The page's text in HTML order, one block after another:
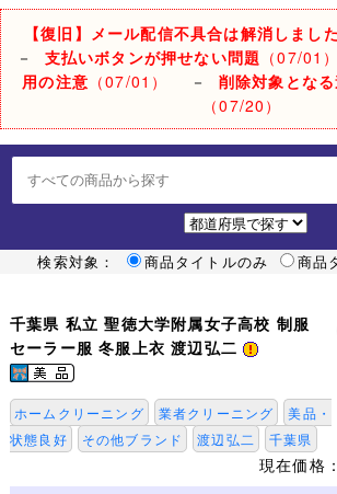
【復旧】メール配信不具合は解消しました
－ 支払いボタンが押せない問題 （07/01）
用の注意 （07/01） － 削除対象とな
（07/20）
検索対象： 商品タイトルのみ 商品
千葉県 私立 聖徳大学附属女子高校 制服
セーラー服 冬服上衣 渡辺弘二
ホームクリーニング 業者クリーニング
美品・
状態良好
その他ブランド 渡辺弘二 千葉県
現在価格：